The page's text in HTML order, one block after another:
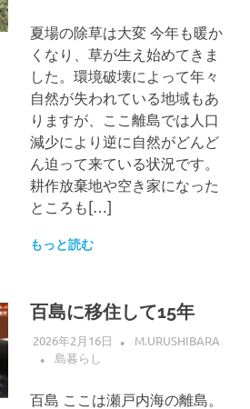
夏場の除草は大変 今年も暖か
くなり、草が生え始めてきま
した。環境破壊によって年々
自然が失われている地域もあ
りますが、ここ離島では人口
減少により逆に自然がどんど
ん迫って来ている状況です。
耕作放棄地や空き家になった
ところも[…]
もっと読む
百島に移住して15年
2026年2月16日
M.URUSHIBARA
島暮らし
百島 ここは瀬戸内海の離島。